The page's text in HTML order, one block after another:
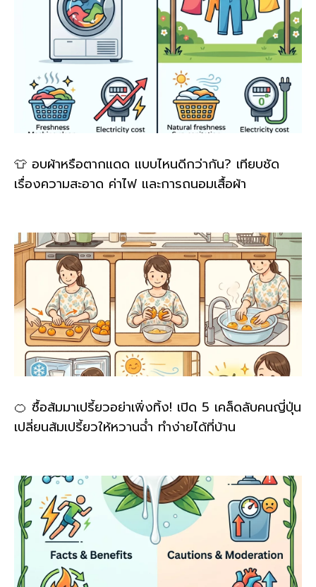
👕 อบผ้าหรือตากแดด แบบไหนดีกว่ากัน? เทียบชัด
เรื่องความสะอาด ค่าไฟ และการถนอมเสื้อผ้า
🍊 ซื้อส้มมาเปรี้ยวอย่าเพิ่งทิ้ง! เปิด 5 เคล็ดลับคนญี่ปุ่น
เปลี่ยนส้มเปรี้ยวให้หวานฉ่ำ ทำง่ายได้ที่บ้าน